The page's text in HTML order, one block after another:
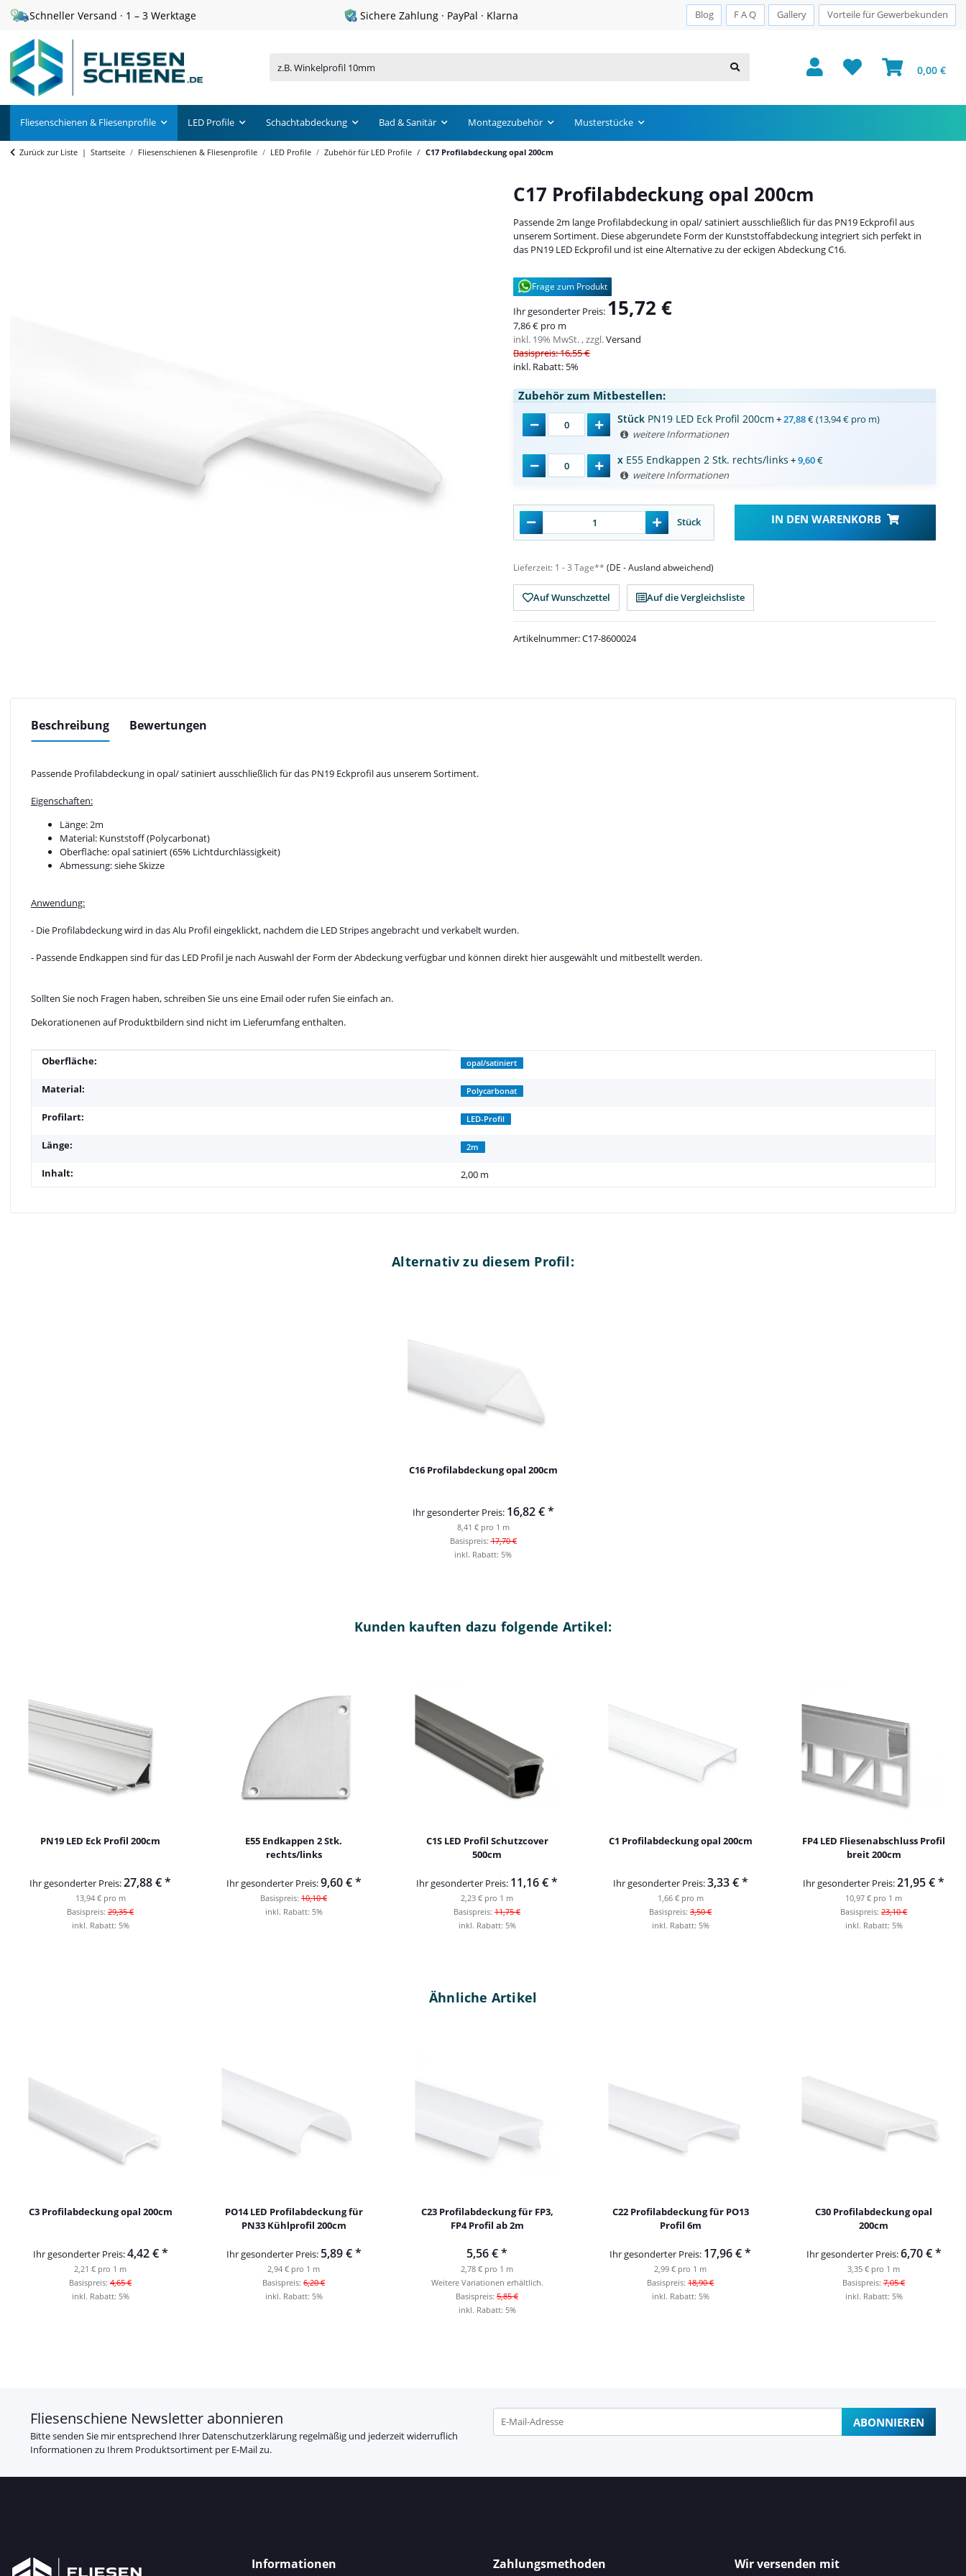
Blog F A Q Gallery Vorteile für Gewerbekunden
3 Werktage Sichere Zahlung · PayPal · Klarna Haben Sie Fragen? Mo–Fr: 10:00–13:00 Uhr 0 2591 – 990 1 93
0,00 €
Fliesenschienen & Fliesenprofile LED Profile Schachtabdeckung Bad & Sanitär Montagezubehör Musterstücke
Zurück zur Liste Startseite Fliesenschienen & Fliesenprofile LED Profile Zubehör für LED Profile C17 Profilabdeckung opal 200cm
C17 Profilabdeckung opal 200cm
Passende 2m lange Profilabdeckung in opal/ satiniert ausschließlich für das PN19 Eckprofil aus
unserem Sortiment. Diese abgerundete Form der Kunststoffabdeckung integriert sich perfekt in
das PN19 LED Eckprofil und ist eine Alternative zu der eckigen Abdeckung C16.
Frage zum Produkt
Ihr gesonderter Preis: 15,72 €
7,86 € pro m
inkl. 19% MwSt. , zzgl.Versand
Basispreis: 16,55 €
inkl. Rabatt: 5%
Zubehör zum Mitbestellen:
Stück PN19 LED Eck Profil 200cm +27,88€(13,94 € pro m)
weitere Informationen
x E55 Endkappen 2 Stk. rechts/links +9,60€
weitere Informationen
Stück IN DEN WARENKORB
Lieferzeit: 1 - 3 Tage** (DE - Ausland abweichend)
Auf Wunschzettel Auf die Vergleichsliste
Artikelnummer:C17-8600024
Beschreibung Bewertungen
Passende Profilabdeckung in opal/ satiniert ausschließlich für das PN19 Eckprofil aus unserem Sortiment.
Eigenschaften:
Länge: 2m
Material: Kunststoff (Polycarbonat)
Oberfläche: opal satiniert (65% Lichtdurchlässigkeit)
Abmessung: siehe Skizze
Anwendung:
- Die Profilabdeckung wird in das Alu Profil eingeklickt, nachdem die LED Stripes angebracht und verkabelt wurden.
- Passende Endkappen sind für das LED Profil je nach Auswahl der Form der Abdeckung verfügbar und können direkt hier ausgewählt und mitbestellt werden.
Sollten Sie noch Fragen haben, schreiben Sie uns eine Email oder rufen Sie einfach an.
Dekorationenen auf Produktbildern sind nicht im Lieferumfang enthalten.
Produkteigenschaft
Wert
Oberfläche: opal/satiniert
Material: Polycarbonat
Profilart: LED-Profil
Länge: 2m
Inhalt: 2,00 m
Alternativ zu diesem Profil:
C16 Profilabdeckung opal 200cm
Ihr gesonderter Preis: 16,82 €*
8,41 € pro 1 m
Basispreis:17,70 €
inkl. Rabatt: 5%
Kunden kauften dazu folgende Artikel:
PN19 LED Eck Profil 200cm
Ihr gesonderter Preis:27,88 €*
13,94 € pro m
Basispreis: 29,35 €
inkl. Rabatt: 5%
E55 Endkappen 2 Stk.
rechts/links
Ihr gesonderter Preis:9,60 €*
Basispreis: 10,10 €
inkl. Rabatt: 5%
C1S LED Profil Schutzcover
500cm
Ihr gesonderter Preis: 11,16 €*
2,23 € pro 1 m
Basispreis: 11,75 €
inkl. Rabatt: 5%
C1 Profilabdeckung opal 200cm
Ihr gesonderter Preis:3,33 €*
1,66 € pro m
Basispreis: 3,50 €
inkl. Rabatt: 5%
FP4 LED Fliesenabschluss Profil
breit 200cm
Ihr gesonderter Preis:21,95 €*
10,97 € pro 1 m
Basispreis: 23,10 €
inkl. Rabatt: 5%
Ähnliche Artikel
C3 Profilabdeckung opal 200cm
Ihr gesonderter Preis:4,42 €*
2,21 € pro 1 m
Basispreis: 4,65 €
inkl. Rabatt: 5%
PO14 LED Profilabdeckung für
PN33 Kühlprofil 200cm
Ihr gesonderter Preis: 5,89 €*
2,94 € pro 1 m
Basispreis: 6,20 €
inkl. Rabatt: 5%
C23 Profilabdeckung für FP3,
FP4 Profil ab 2m
5,56 €*
2,78 € pro 1 m
Weitere Variationen erhältlich.
Basispreis: 5,85 €
inkl. Rabatt: 5%
C22 Profilabdeckung für PO13
Profil 6m
Ihr gesonderter Preis: 17,96 €*
2,99 € pro 1 m
Basispreis: 18,90 €
inkl. Rabatt: 5%
C30 Profilabdeckung opal
200cm
Ihr gesonderter Preis:6,70 €*
3,35 € pro 1 m
Basispreis: 7,05 €
inkl. Rabatt: 5%
Fliesenschiene Newsletter abonnieren
Bitte senden Sie mir entsprechend Ihrer Datenschutzerklärung regelmäßig und jederzeit widerruflich
Informationen zu Ihrem Produktsortiment per E-Mail zu.
ABONNIEREN
Informationen Zahlungsmethoden Wir versenden mit